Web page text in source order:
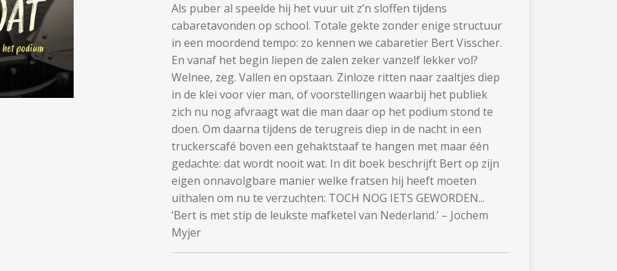
Als puber al speelde hij het vuur uit z’n sloffen tijdens
cabaretavonden op school. Totale gekte zonder enige structuur
in een moordend tempo: zo kennen we cabaretier Bert Visscher.
En vanaf het begin liepen de zalen zeker vanzelf lekker vol?
Welnee, zeg. Vallen en opstaan. Zinloze ritten naar zaaltjes diep
in de klei voor vier man, of voorstellingen waarbij het publiek
zich nu nog afvraagt wat die man daar op het podium stond te
doen. Om daarna tijdens de terugreis diep in de nacht in een
truckerscafé boven een gehaktstaaf te hangen met maar één
gedachte: dat wordt nooit wat. In dit boek beschrijft Bert op zijn
eigen onnavolgbare manier welke fratsen hij heeft moeten
uithalen om nu te verzuchten: TOCH NOG IETS GEWORDEN...
‘Bert is met stip de leukste mafketel van Nederland.’ – Jochem
Myjer